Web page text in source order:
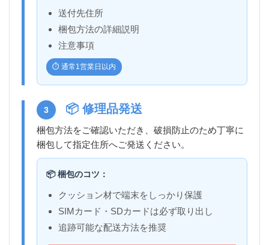
送付先住所
梱包方法の詳細説明
注意事項
⏱️ 通常1営業日以内
3 📦 修理品発送
梱包方法をご確認いただき、破損防止のため丁寧に
梱包して指定住所へご発送ください。
📦 梱包のコツ：
クッション材で端末をしっかり保護
SIMカード・SDカードは必ず取り出し
追跡可能な配送方法を推奨